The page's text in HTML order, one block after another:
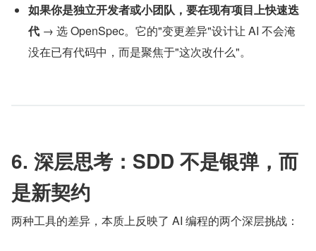
如果你是独立开发者或小团队，要在现有项目上快速迭
代 → 选 OpenSpec。它的"变更差异"设计让 AI 不会淹
没在已有代码中，而是聚焦于"这次改什么"。
6. 深层思考：SDD 不是银弹，而
是新契约
两种工具的差异，本质上反映了 AI 编程的两个深层挑战：